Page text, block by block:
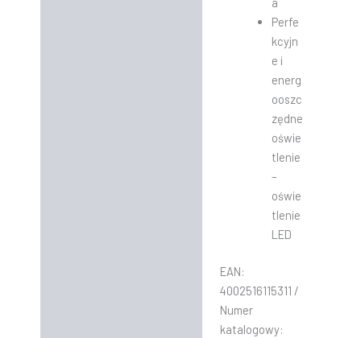
Perfe
kcyjn
e i
energ
ooszc
zędne
oświe
tlenie
–
oświe
tlenie
LED
EAN:
4002516115311 /
Numer
katalogowy: